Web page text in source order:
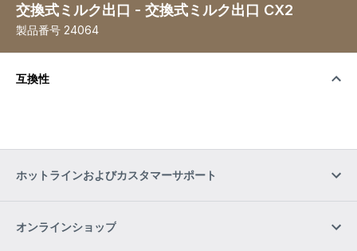
交換式ミルク出口 - 交換式ミルク出口 CX2
製品番号 24064
互換性
ホットラインおよびカスタマーサポート
オンラインショップ